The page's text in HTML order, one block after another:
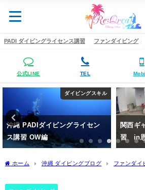
PADI ダイビングライセンス講習 ファンダイビング
公式LINE TEL
ダイビングライセンス講習
関西ギャルズのアドバンス講
習 in恩納村
沖縄 恩
ポット
ホーム 沖縄 ダイビングブログ ファンダイ